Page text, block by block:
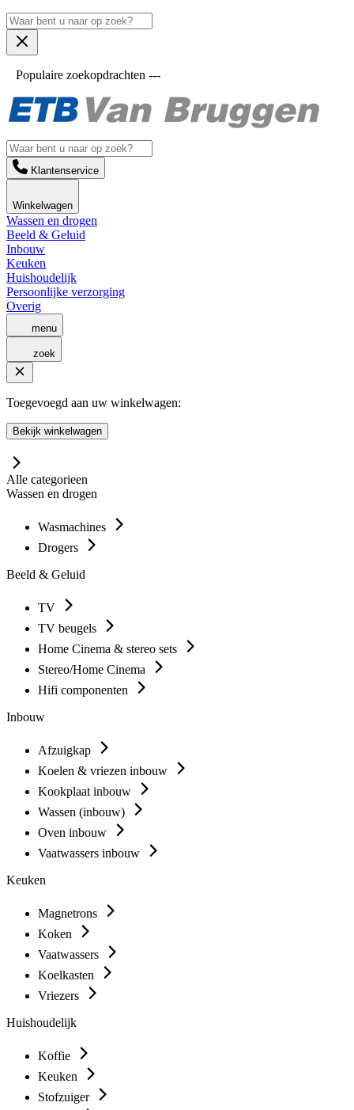
Populaire zoekopdrachten ---
Klantenservice
Winkelwagen
Wassen en drogen
Beeld & Geluid
Inbouw
Keuken
Huishoudelijk
Persoonlijke verzorging
Overig
menu
zoek
Toegevoegd aan uw winkelwagen:
Bekijk winkelwagen
Alle categorieen
Wassen en drogen
Wasmachines
Drogers
Beeld & Geluid
TV
TV beugels
Home Cinema & stereo sets
Stereo/Home Cinema
Hifi componenten
Inbouw
Afzuigkap
Koelen & vriezen inbouw
Kookplaat inbouw
Wassen (inbouw)
Oven inbouw
Vaatwassers inbouw
Keuken
Magnetrons
Koken
Vaatwassers
Koelkasten
Vriezers
Huishoudelijk
Koffie
Keuken
Stofzuiger